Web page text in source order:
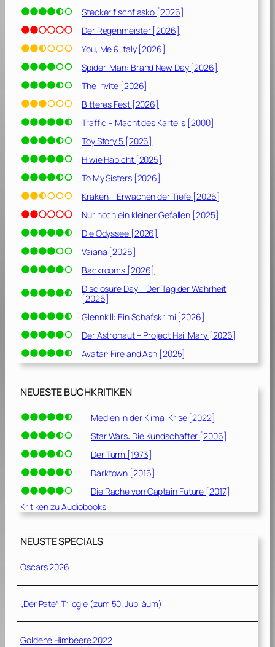
k
y
o
r
i
f
t
[
2
0
0
6
]
Steckerlfischfiasko [2026]
Der Regenmeister [2026]
You, Me & Italy [2026]
Spider-Man: Brand New Day [2026]
The Invite [2026]
Bitteres Fest [2026]
Traffic – Macht des Kartells [2000]
Toy Story 5 [2026]
H wie Habicht [2025]
To My Sisters [2026]
Kraken – Erwachen der Tiefe [2026]
Nur noch ein kleiner Gefallen [2025]
Die Odyssee [2026]
Vaiana [2026]
Backrooms [2026]
Disclosure Day – Der Tag der Wahrheit
[2026]
Glennkill: Ein Schafskrimi [2026]
Der Astronaut – Project Hail Mary [2026]
Avatar: Fire and Ash [2025]
NEUESTE BUCHKRITIKEN
Medien in der Klima-Krise [2022]
Star Wars: Die Kundschafter [2006]
Der Turm [1973]
Darktown [2016]
Die Rache von Captain Future [2017]
Kritiken zu Audiobooks
NEUSTE SPECIALS
Oscars 2026
„Der Pate“ Trilogie (zum 50. Jubiläum)
Goldene Himbeere 2022